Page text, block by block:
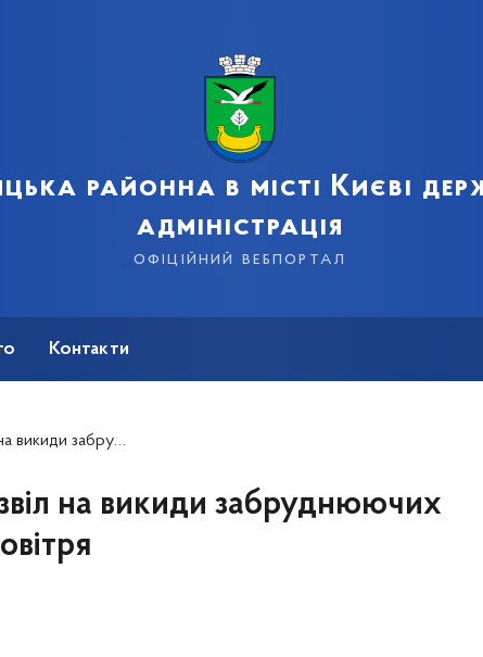
районна в місті Києві
адміністрація
офіційний вебпортал
Контакти
в атмосферне повітря
на викиди забруднюючих